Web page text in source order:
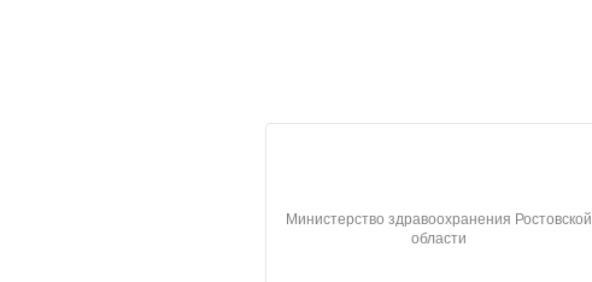
Министерство здравоохранения Ростовской
области